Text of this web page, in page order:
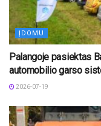
ĮDOMU
Palangoje pasiektas
automobilio garso
2026-07-19